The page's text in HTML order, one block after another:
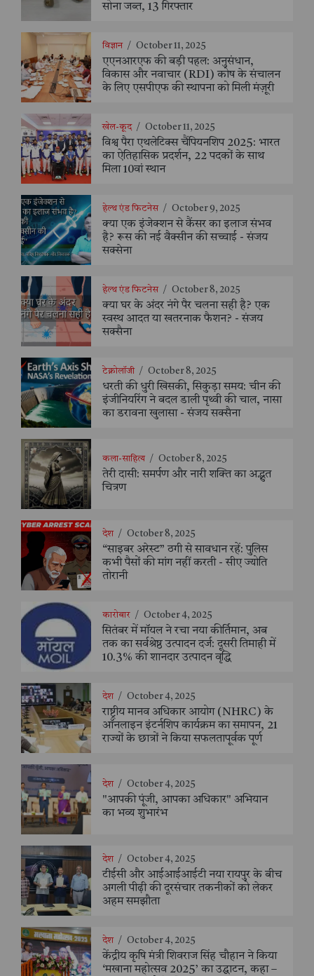
सोना जब्त, 13 गिरफ्तार
विज्ञान / October 11, 2025
एएनआरएफ की बड़ी पहल: अनुसंधान,
विकास और नवाचार (RDI) कोष के संचालन
के लिए एसपीएफ की स्थापना को मिली मंज़ूरी
खेल-कूद / October 11, 2025
विश्व पैरा एथलेटिक्स चैंपियनशिप 2025: भारत
का ऐतिहासिक प्रदर्शन, 22 पदकों के साथ
मिला 10वां स्थान
हेल्थ एंड फिटनेस / October 9, 2025
क्या एक इंजेक्शन से कैंसर का इलाज संभव
है? रूस की नई वैक्सीन की सच्चाई - संजय
सक्सेना
हेल्थ एंड फिटनेस / October 8, 2025
क्या घर के अंदर नंगे पैर चलना सही है? एक
स्वस्थ आदत या खतरनाक फैशन? - संजय
सक्सैना
टेक्नोलॉजी / October 8, 2025
धरती की धुरी खिसकी, सिकुड़ा समय: चीन की
इंजीनियरिंग ने बदल डाली पृथ्वी की चाल, नासा
का डरावना खुलासा - संजय सक्सैना
कला-साहित्य / October 8, 2025
तेरी दासी: समर्पण और नारी शक्ति का अद्भुत
चित्रण
देश / October 8, 2025
“साइबर अरेस्ट” ठगी से सावधान रहें: पुलिस
कभी पैसों की मांग नहीं करती - सीए ज्योति
तोरानी
कारोबार / October 4, 2025
सितंबर में मॉयल ने रचा नया कीर्तिमान, अब
तक का सर्वश्रेष्ठ उत्पादन दर्ज: दूसरी तिमाही में
10.3% की शानदार उत्पादन वृद्धि
देश / October 4, 2025
राष्ट्रीय मानव अधिकार आयोग (NHRC) के
ऑनलाइन इंटर्नशिप कार्यक्रम का समापन, 21
राज्यों के छात्रों ने किया सफलतापूर्वक पूर्ण
देश / October 4, 2025
"आपकी पूंजी, आपका अधिकार" अभियान
का भव्य शुभारंभ
देश / October 4, 2025
टीईसी और आईआईआईटी नया रायपुर के बीच
अगली पीढ़ी की दूरसंचार तकनीकों को लेकर
अहम समझौता
देश / October 4, 2025
केंद्रीय कृषि मंत्री शिवराज सिंह चौहान ने किया
‘मखाना महोत्सव 2025’ का उद्घाटन, कहा –